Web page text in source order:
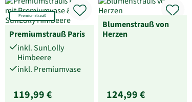
Premiumstrauß
Premiumstrauß Paris
inkl. SunLolly
Himbeere
inkl. Premiumvase
119,99 €
Blumenstrauß von
Herzen
124,99 €